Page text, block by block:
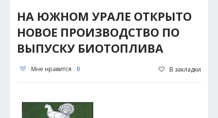
НА ЮЖНОМ УРАЛЕ ОТКРЫТО
НОВОЕ ПРОИЗВОДСТВО ПО
ВЫПУСКУ БИОТОПЛИВА
Мне нравится 0 В закладки